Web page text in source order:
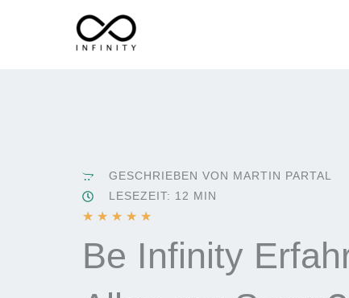
GESCHRIEBEN VON MARTIN PARTAL
LESEZEIT: 12 MIN
★ ★ ★ ★ ★
w
Be Infinity